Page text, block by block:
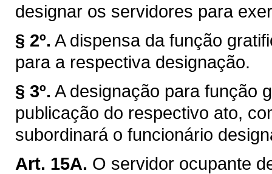
designar os servidores para
§ 2º. A dispensa da função
para a respectiva designação.
§ 3º. A designação para função
publicação do respectivo ato,
subordinará o funcionário
Art. 15A. O servidor ocupante